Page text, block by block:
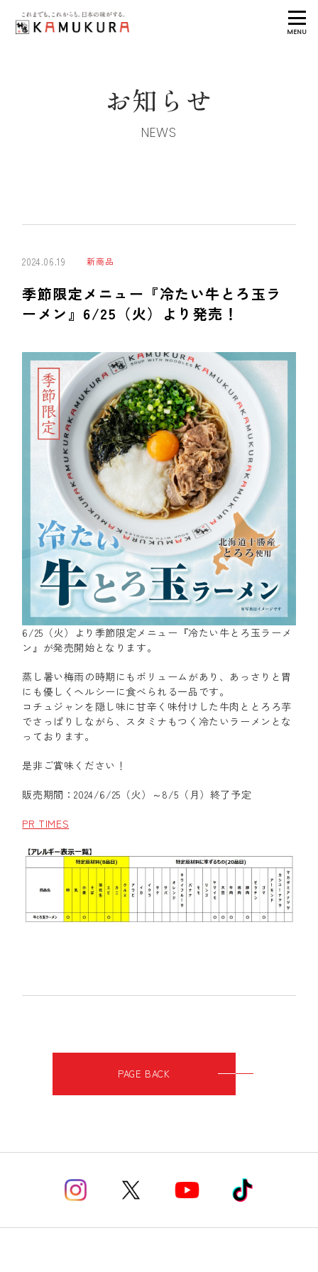
MENU
お知らせ
NEWS
2024.06.19 新商品
季節限定メニュー『冷たい牛とろ玉ラ
ーメン』6/25（火）より発売！
6/25（火）より季節限定メニュー『冷たい牛とろ玉ラーメ
ン』が発売開始となります。
蒸し暑い梅雨の時期にもボリュームがあり、あっさりと胃
にも優しくヘルシーに食べられる一品です。
コチュジャンを隠し味に甘辛く味付けした牛肉ととろろ芋
でさっぱりしながら、スタミナもつく冷たいラーメンとな
っております。
是非ご賞味ください！
販売期間：2024/6/25（火）～8/5（月）終了予定
PR TIMES
PAGE BACK